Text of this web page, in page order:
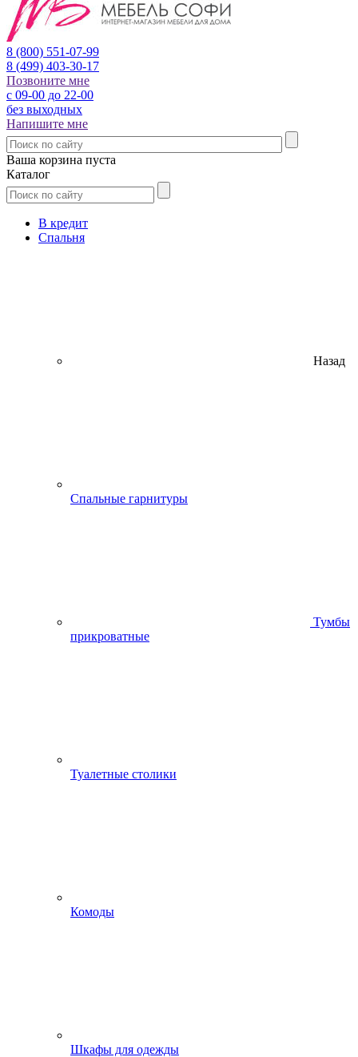
8 (800) 551-07-99
8 (499) 403-30-17
Позвоните мне
с 09-00 до 22-00
без выходных
Напишите мне
Ваша корзина пуста
Каталог
В кредит
Спальня
Назад
Спальные гарнитуры
Тумбы
прикроватные
Туалетные столики
Комоды
Шкафы для одежды